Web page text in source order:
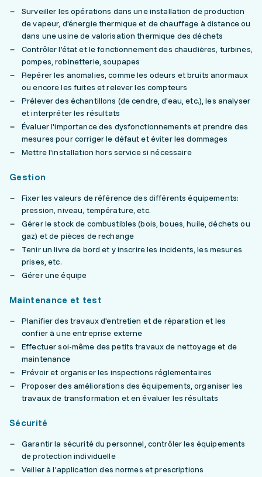
Surveiller les opérations dans une installation de production
de vapeur, d'énergie thermique et de chauffage à distance ou
dans une usine de valorisation thermique des déchets
Contrôler l'état et le fonctionnement des chaudières, turbines,
pompes, robinetterie, soupapes
Repérer les anomalies, comme les odeurs et bruits anormaux
ou encore les fuites et relever les compteurs
Prélever des échantillons (de cendre, d'eau, etc.), les analyser
et interpréter les résultats
Évaluer l'importance des dysfonctionnements et prendre des
mesures pour corriger le défaut et éviter les dommages
Mettre l'installation hors service si nécessaire
Gestion
Fixer les valeurs de référence des différents équipements:
pression, niveau, température, etc.
Gérer le stock de combustibles (bois, boues, huile, déchets ou
gaz) et de pièces de rechange
Tenir un livre de bord et y inscrire les incidents, les mesures
prises, etc.
Gérer une équipe
Maintenance et test
Planifier des travaux d'entretien et de réparation et les
confier à une entreprise externe
Effectuer soi-même des petits travaux de nettoyage et de
maintenance
Prévoir et organiser les inspections réglementaires
Proposer des améliorations des équipements, organiser les
travaux de transformation et en évaluer les résultats
Sécurité
Garantir la sécurité du personnel, contrôler les équipements
de protection individuelle
Veiller à l'application des normes et prescriptions